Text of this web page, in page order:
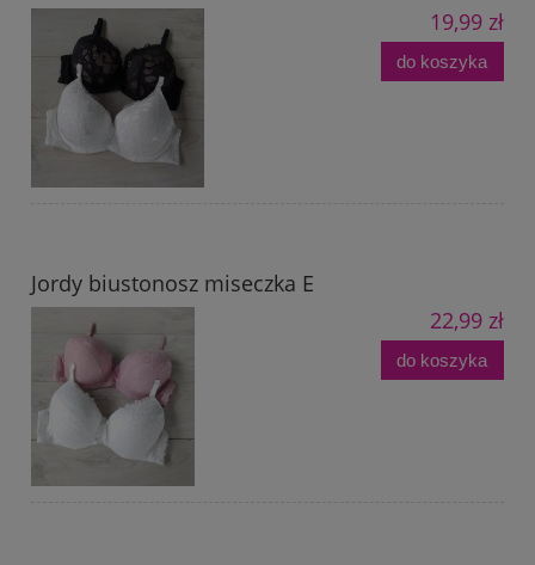
19,99 zł
do koszyka
Jordy biustonosz miseczka E
22,99 zł
do koszyka